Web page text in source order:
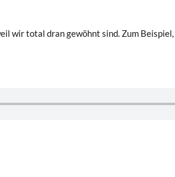
wir total dran gewöhnt sind. Zum